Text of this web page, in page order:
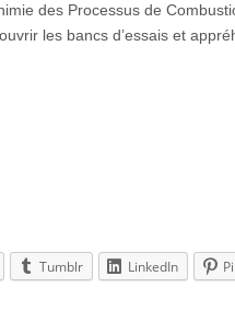
des Processus de
les bancs d’essais et
Tumblr LinkedIn